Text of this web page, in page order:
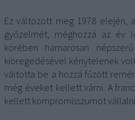
Ez változott meg 1978 elején,
győzelmét, méghozzá az év
körében hamarosan
kiöregedésével kénytelenek
váltotta be a hozzá fűzött
még éveket kellett várni. A
kellett kompromisszumot